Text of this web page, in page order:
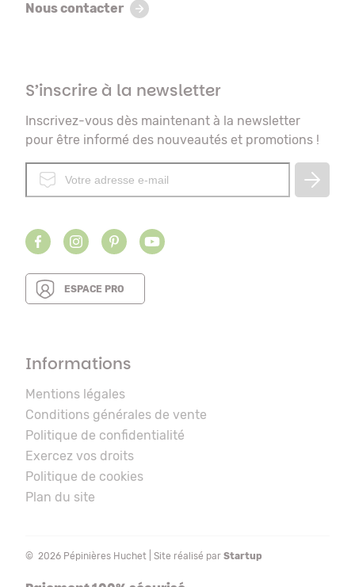
Nous contacter
S’inscrire à la newsletter
Inscrivez-vous dès maintenant à la newsletter
pour être informé des nouveautés et promotions !
ESPACE PRO
Informations
Mentions légales
Conditions générales de vente
Politique de confidentialité
Exercez vos droits
Politique de cookies
Plan du site
© 2026 Pépinières Huchet | Site réalisé par Startup